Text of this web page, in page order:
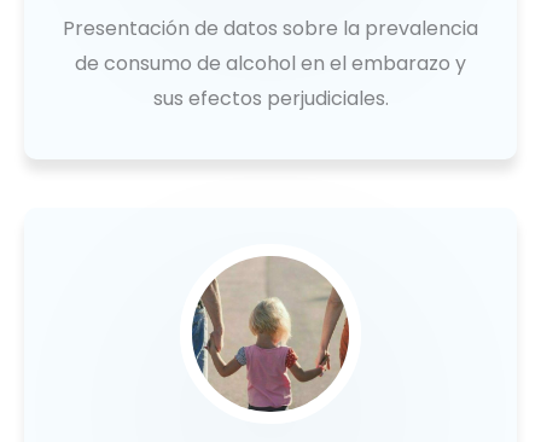
Presentación de datos sobre la prevalencia
de consumo de alcohol en el embarazo y
sus efectos perjudiciales.